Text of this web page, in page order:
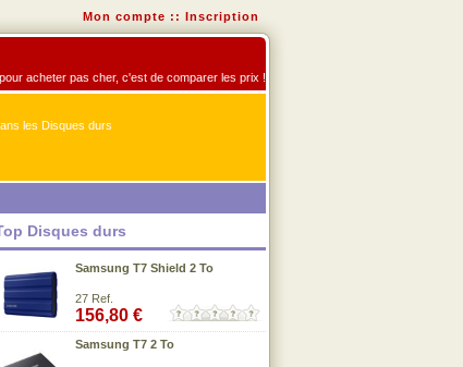
Mon compte :: Inscription
acheter pas cher, c'est de comparer les prix !
les Disques durs
Disques durs
Samsung T7 Shield 2 To
27 Ref.
156,80 €
Samsung T7 2 To